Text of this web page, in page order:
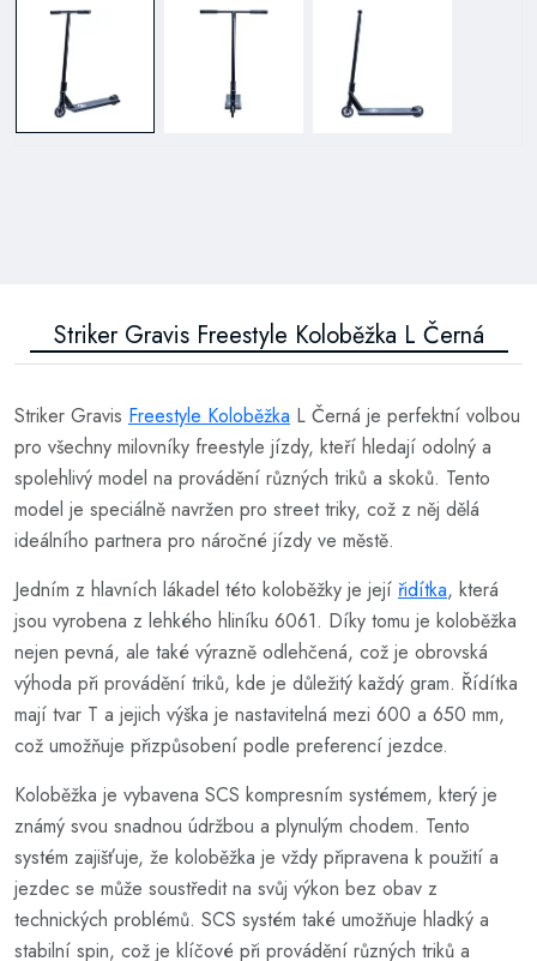
Striker Gravis Freestyle Koloběžka L Černá
Striker Gravis Freestyle Koloběžka L Černá je perfektní volbou
pro všechny milovníky freestyle jízdy, kteří hledají odolný a
spolehlivý model na provádění různých triků a skoků. Tento
model je speciálně navržen pro street triky, což z něj dělá
ideálního partnera pro náročné jízdy ve městě.
Jedním z hlavních lákadel této koloběžky je její řidítka, která
jsou vyrobena z lehkého hliníku 6061. Díky tomu je koloběžka
nejen pevná, ale také výrazně odlehčená, což je obrovská
výhoda při provádění triků, kde je důležitý každý gram. Řídítka
mají tvar T a jejich výška je nastavitelná mezi 600 a 650 mm,
což umožňuje přizpůsobení podle preferencí jezdce.
Koloběžka je vybavena SCS kompresním systémem, který je
známý svou snadnou údržbou a plynulým chodem. Tento
systém zajišťuje, že koloběžka je vždy připravena k použití a
jezdec se může soustředit na svůj výkon bez obav z
technických problémů. SCS systém také umožňuje hladký a
stabilní spin, což je klíčové při provádění různých triků a